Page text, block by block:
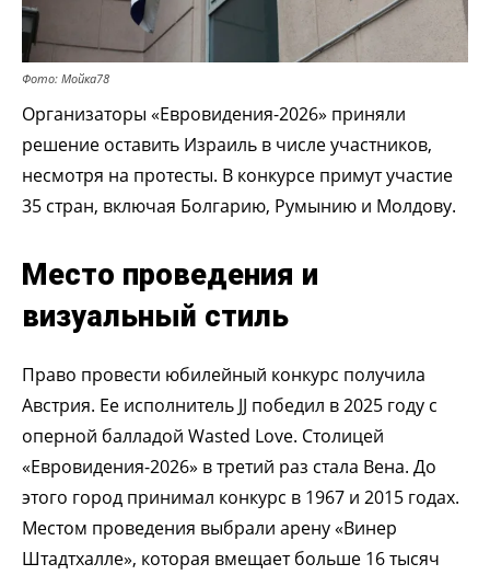
Фото: Мойка78
Организаторы «Евровидения-2026» приняли
решение оставить Израиль в числе участников,
несмотря на протесты. В конкурсе примут участие
35 стран, включая Болгарию, Румынию и Молдову.
Место проведения и
визуальный стиль
Право провести юбилейный конкурс получила
Австрия. Ее исполнитель JJ победил в 2025 году с
оперной балладой Wasted Love. Столицей
«Евровидения-2026» в третий раз стала Вена. До
этого город принимал конкурс в 1967 и 2015 годах.
Местом проведения выбрали арену «Винер
Штадтхалле», которая вмещает больше 16 тысяч